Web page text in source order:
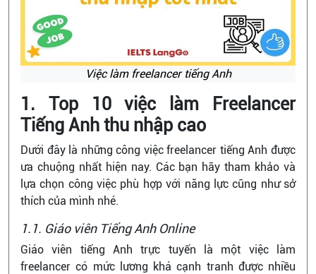
Việc làm freelancer tiếng Anh
1. Top 10 việc làm Freelancer
Tiếng Anh thu nhập cao
Dưới đây là những công việc freelancer tiếng Anh được
ưa chuộng nhất hiện nay. Các bạn hãy tham khảo và
lựa chọn công việc phù hợp với năng lực cũng như sở
thích của mình nhé.
1.1. Giáo viên Tiếng Anh Online
Giáo viên tiếng Anh trực tuyến là một việc làm
freelancer có mức lương khá cạnh tranh được nhiều